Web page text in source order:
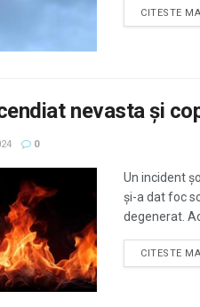
CITESTE
nevasta și
0
Un incident
și-a dat foc
degenerat.
CITESTE